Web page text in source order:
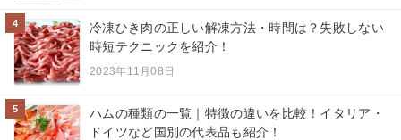
4
冷凍ひき肉の正しい解凍方法・時間は？失敗しない
時短テクニックを紹介！
2023年11月08日
5
ハムの種類の一覧｜特徴の違いを比較！イタリア・
ドイツなど国別の代表品も紹介！